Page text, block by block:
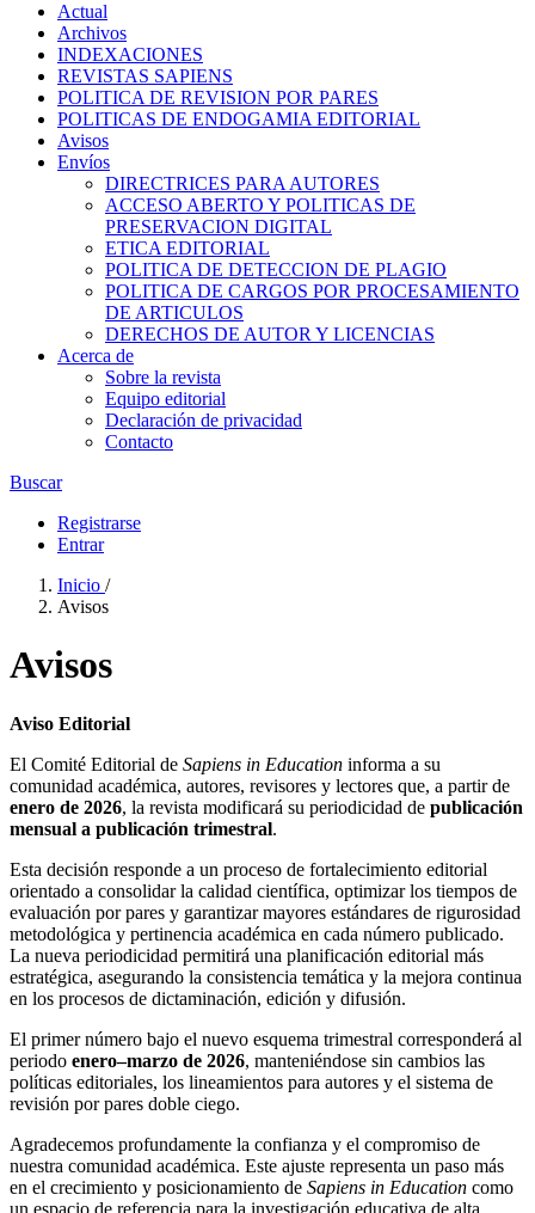
Actual
Archivos
INDEXACIONES
REVISTAS SAPIENS
POLITICA DE REVISION POR PARES
POLITICAS DE ENDOGAMIA EDITORIAL
Avisos
Envíos
DIRECTRICES PARA AUTORES
ACCESO ABERTO Y POLITICAS DE
PRESERVACION DIGITAL
ETICA EDITORIAL
POLITICA DE DETECCION DE PLAGIO
POLITICA DE CARGOS POR PROCESAMIENTO
DE ARTICULOS
DERECHOS DE AUTOR Y LICENCIAS
Acerca de
Sobre la revista
Equipo editorial
Declaración de privacidad
Contacto
Buscar
Registrarse
Entrar
Inicio /
Avisos
Avisos
Aviso Editorial
El Comité Editorial de Sapiens in Education informa a su
comunidad académica, autores, revisores y lectores que, a partir de
enero de 2026, la revista modificará su periodicidad de publicación
mensual a publicación trimestral.
Esta decisión responde a un proceso de fortalecimiento editorial
orientado a consolidar la calidad científica, optimizar los tiempos de
evaluación por pares y garantizar mayores estándares de rigurosidad
metodológica y pertinencia académica en cada número publicado.
La nueva periodicidad permitirá una planificación editorial más
estratégica, asegurando la consistencia temática y la mejora continua
en los procesos de dictaminación, edición y difusión.
El primer número bajo el nuevo esquema trimestral corresponderá al
periodo enero–marzo de 2026, manteniéndose sin cambios las
políticas editoriales, los lineamientos para autores y el sistema de
revisión por pares doble ciego.
Agradecemos profundamente la confianza y el compromiso de
nuestra comunidad académica. Este ajuste representa un paso más
en el crecimiento y posicionamiento de Sapiens in Education como
un espacio de referencia para la investigación educativa de alta